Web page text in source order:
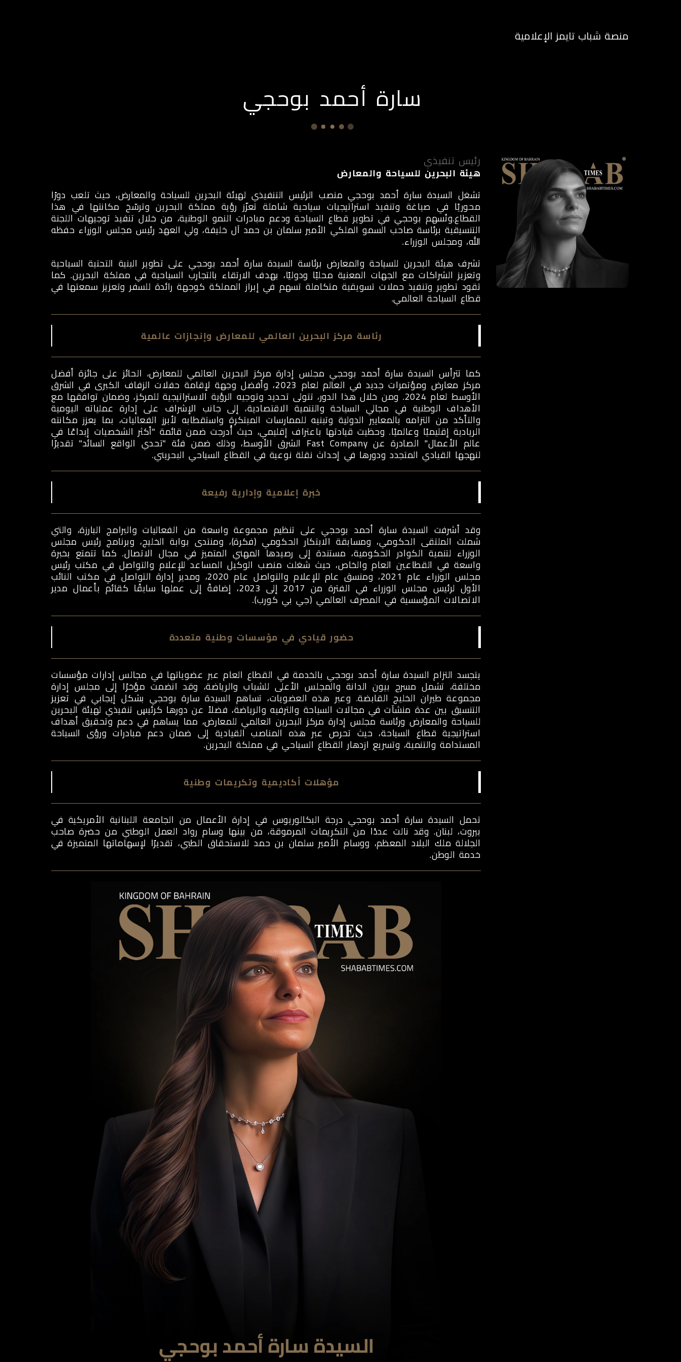
منصة شباب تايمز الإعلامية
سارة أحمد بوحجي
رئيس تنفيذي
هيئة البحرين للسياحة والمعارض
تشغل السيدة سارة أحمد بوحجي منصب الرئيس التنفيذي لهيئة البحرين للسياحة والمعارض، حيث تلعب دورًا
محوريًا في صياغة وتنفيذ استراتيجيات سياحية شاملة تعزّز رؤية مملكة البحرين وترسّخ مكانتها في هذا
القطاع.وتُسهم بوحجي في تطوير قطاع السياحة ودعم مبادرات النمو الوطنية، من خلال تنفيذ توجيهات اللجنة
التنسيقية برئاسة صاحب السمو الملكي الأمير سلمان بن حمد آل خليفة، ولي العهد رئيس مجلس الوزراء حفظه
الله، ومجلس الوزراء.
تشرف هيئة البحرين للسياحة والمعارض برئاسة السيدة سارة أحمد بوحجي على تطوير البنية التحتية السياحية
وتعزيز الشراكات مع الجهات المعنية محليًا ودوليًا، بهدف الارتقاء بالتجارب السياحية في مملكة البحرين. كما
تقود تطوير وتنفيذ حملات تسويقية متكاملة تسهم في إبراز المملكة كوجهة رائدة للسفر وتعزيز سمعتها في
قطاع السياحة العالمي.
رئاسة مركز البحرين العالمي للمعارض وإنجازات عالمية
كما تترأس السيدة سارة أحمد بوحجي مجلس إدارة مركز البحرين العالمي للمعارض، الحائز على جائزة أفضل
مركز معارض ومؤتمرات جديد في العالم لعام 2023، وأفضل وجهة لإقامة حفلات الزفاف الكبرى في الشرق
الأوسط لعام 2024. ومن خلال هذا الدور، تتولى تحديد وتوجيه الرؤية الاستراتيجية للمركز، وضمان توافقها مع
الأهداف الوطنية في مجالي السياحة والتنمية الاقتصادية، إلى جانب الإشراف على إدارة عملياته اليومية
والتأكد من التزامه بالمعايير الدولية وتبنيه للممارسات المبتكرة واستقطابه لأبرز الفعاليات، بما يعزز مكانته
الريادية إقليميًا وعالميًا. وحظيت قيادتها باعتراف إقليمي، حيث أُدرجت ضمن قائمة "أكثر الشخصيات إبداعًا في
عالم الأعمال" الصادرة عن Fast Company الشرق الأوسط، وذلك ضمن فئة "تحدي الواقع السائد" تقديرًا
لنهجها القيادي المتجدد ودورها في إحداث نقلة نوعية في القطاع السياحي البحريني.
خبرة إعلامية وإدارية رفيعة
وقد أشرفت السيدة سارة أحمد بوحجي على تنظيم مجموعة واسعة من الفعاليات والبرامج البارزة، والتي
شملت الملتقى الحكومي، ومسابقة الابتكار الحكومي (فكرة)، ومنتدى بوابة الخليج، وبرنامج رئيس مجلس
الوزراء لتنمية الكوادر الحكومية، مستندة إلى رصيدها المهني المتميز في مجال الاتصال. كما تتمتع بخبرة
واسعة في القطاعين العام والخاص، حيث شغلت منصب الوكيل المساعد للإعلام والتواصل في مكتب رئيس
مجلس الوزراء عام 2021، ومنسق عام للإعلام والتواصل عام 2020، ومدير إدارة التواصل في مكتب النائب
الأول لرئيس مجلس الوزراء في الفترة من 2017 إلى 2023، إضافةً إلى عملها سابقًا كقائم بأعمال مدير
الاتصالات المؤسسية في المصرف العالمي (جي بي كورب).
حضور قيادي في مؤسسات وطنية متعددة
يتجسد التزام السيدة سارة أحمد بوحجي بالخدمة في القطاع العام عبر عضوياتها في مجالس إدارات مؤسسات
مختلفة، تشمل مسرح بيون الدانة والمجلس الأعلى للشباب والرياضة، وقد انضمت مؤخرًا إلى مجلس إدارة
مجموعة طيران الخليج القابضة. وعبر هذه العضويات، تساهم السيدة سارة بوحجي بشكل إيجابي في تعزيز
التنسيق بين عدة منشآت في مجالات السياحة والترفيه والرياضة، فضلاً عن دورها كرئيسٍ تنفيذي لهيئة البحرين
للسياحة والمعارض ورئاسة مجلس إدارة مركز البحرين العالمي للمعارض، مما يساهم في دعم وتحقيق أهداف
استراتيجية قطاع السياحة، حيث تحرص عبر هذه المناصب القيادية إلى ضمان دعم مبادرات ورؤى السياحة
المستدامة والتنمية، وتسريع ازدهار القطاع السياحي في مملكة البحرين.
مؤهلات أكاديمية وتكريمات وطنية
تحمل السيدة سارة أحمد بوحجي درجة البكالوريوس في إدارة الأعمال من الجامعة اللبنانية الأمريكية في
بيروت، لبنان. وقد نالت عددًا من التكريمات المرموقة، من بينها وسام رواد العمل الوطني من حضرة صاحب
الجلالة ملك البلاد المعظم، ووسام الأمير سلمان بن حمد للاستحقاق الطبي، تقديرًا لإسهاماتها المتميزة في
خدمة الوطن.